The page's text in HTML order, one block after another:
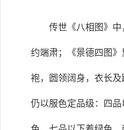
传世《八相图》
约端肃；《景德四图
袍，圆领阔身，衣长
仍以服色定品级：四